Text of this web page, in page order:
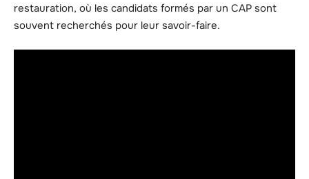
restauration, où les candidats formés par un CAP sont
souvent recherchés pour leur savoir-faire.